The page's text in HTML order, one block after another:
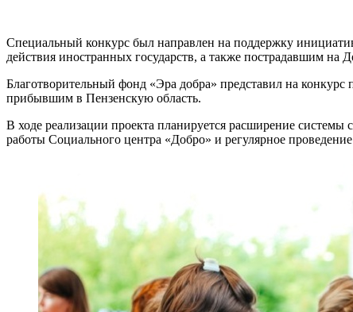
Специальный конкурс был направлен на поддержку
действия иностранных государств, а также пострадавшим на
Благотворительный фонд «Эра добра» представил на
прибывшим в Пензенскую область.
В ходе реализации проекта планируется расширение
работы Социального центра «Добро» и регулярное